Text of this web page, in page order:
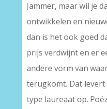
Jammer, maar wil je
ontwikkelen en
dan is het ook goed
prijs verdwijnt en er
andere vorm van
terugkomt. Dat
type laureaat op.